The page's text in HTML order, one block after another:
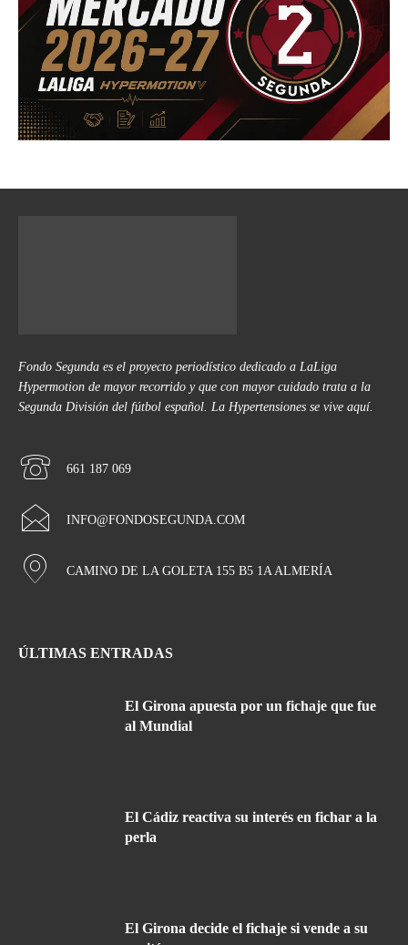
Fondo Segunda es el proyecto periodístico dedicado a LaLiga
Hypermotion de mayor recorrido y que con mayor cuidado trata a la
Segunda División del fútbol español. La Hypertensiones se vive aquí.
661 187 069
INFO@FONDOSEGUNDA.COM
CAMINO DE LA GOLETA 155 B5 1A ALMERÍA
ÚLTIMAS ENTRADAS
El Girona apuesta por un fichaje que fue
al Mundial
El Cádiz reactiva su interés en fichar a la
perla
El Girona decide el fichaje si vende a su